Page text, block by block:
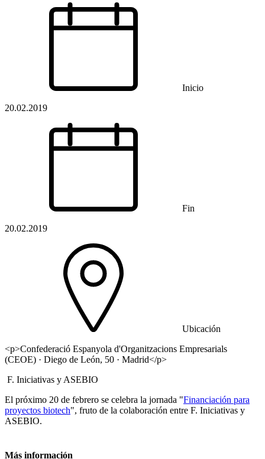
Inicio
20.02.2019
Fin
20.02.2019
Ubicación
<p>Confederació Espanyola d'Organitzacions Empresarials
(CEOE) · Diego de León, 50 · Madrid</p>
F. Iniciativas y ASEBIO
El próximo 20 de febrero se celebra la jornada "Financiación para
proyectos biotech", fruto de la colaboración entre F. Iniciativas y
ASEBIO.
Más información